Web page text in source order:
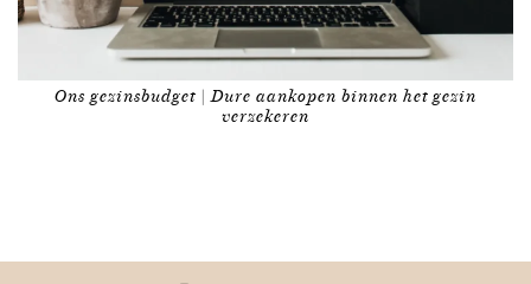
Ons gezinsbudget | Dure aankopen binnen het gezin
verzekeren